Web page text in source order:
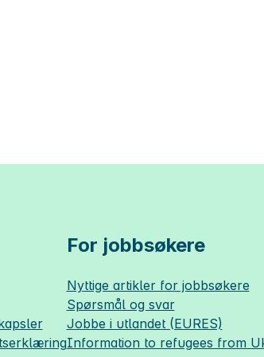
For jobbsøkere
Nyttige artikler for jobbsøkere
Spørsmål og svar
Jobbe i utlandet (EURES)
Information to refugees from